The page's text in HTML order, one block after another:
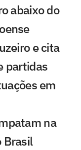
abaixo do
e cita
partidas
em
na
Brasil